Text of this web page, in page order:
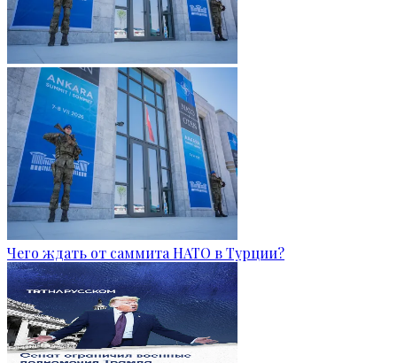
Чего ждать от саммита НАТО в Турции?